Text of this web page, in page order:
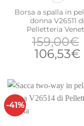
Borsa a spalla in
donna V26511 di
Pelletteria
159,00€
Il
prezzo
era:
159,00€.
106,53€Il
-41%